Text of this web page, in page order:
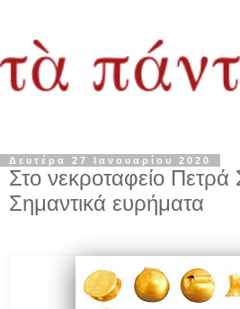
Δευτέρα 27 Ιανουαρίου 2020
Στο νεκροταφείο Πετρά
Σημαντικά ευρήματα